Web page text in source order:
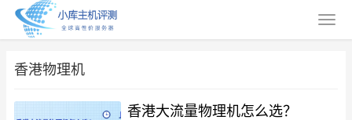
香港物理机
香港大流量物理机怎么选？